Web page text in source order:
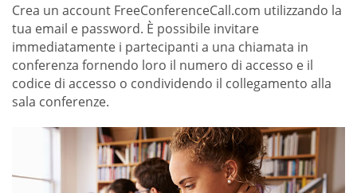
Crea un account FreeConferenceCall.com utilizzando la
tua email e password. È possibile invitare
immediatamente i partecipanti a una chiamata in
conferenza fornendo loro il numero di accesso e il
codice di accesso o condividendo il collegamento alla
sala conferenze.